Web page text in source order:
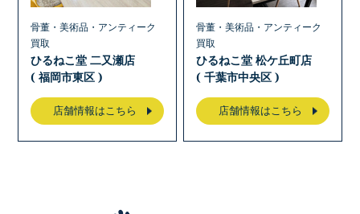
骨董・美術品・アンティーク
買取
ひるねこ堂 二又瀬店
( 福岡市東区 )
店舗情報はこちら
骨董・美術品・アンティーク
買取
ひるねこ堂 松ケ丘町店
( 千葉市中央区 )
店舗情報はこちら